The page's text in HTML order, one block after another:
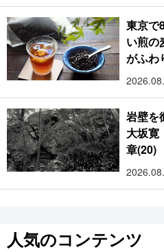
東京で
い煎の
がふわ
岩壁を
大坂寛
章(20)
人気のコンテンツ